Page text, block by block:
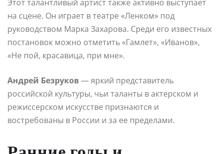
Этот талантливый артист также активно выступает
на сцене. Он играет в театре «Ленком» под
руководством Марка Захарова. Среди его известных
постановок можно отметить «Гамлет», «Иванов»,
«Не пой, красавица, при мне».
Андрей Безруков— яркий представитель
российской культуры, чьи таланты в актерском и
режиссерском искусстве признаются и
востребованы в России и за ее пределами.